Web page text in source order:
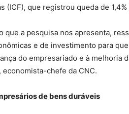
(ICF), que registrou queda de
que a pesquisa nos apresenta,
e de investimento para
do empresariado e à melhoria
economista-chefe da CNC.
de bens duráveis